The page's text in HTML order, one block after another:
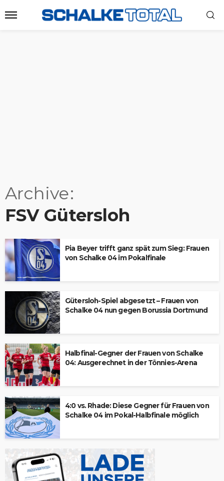
Archive
FSV Gütersloh
Pia Beyer trifft ganz spät zum Sieg: Frauen
von Schalke 04 im Pokalfinale
Gütersloh-Spiel abgesetzt – Frauen von
Schalke 04 nun gegen Borussia Dortmund
Halbfinal-Gegner der Frauen von Schalke
04: Ausgerechnet in der Tönnies-Arena
4:0 vs. Rhade: Diese Gegner für Frauen von
Schalke 04 im Pokal-Halbfinale möglich